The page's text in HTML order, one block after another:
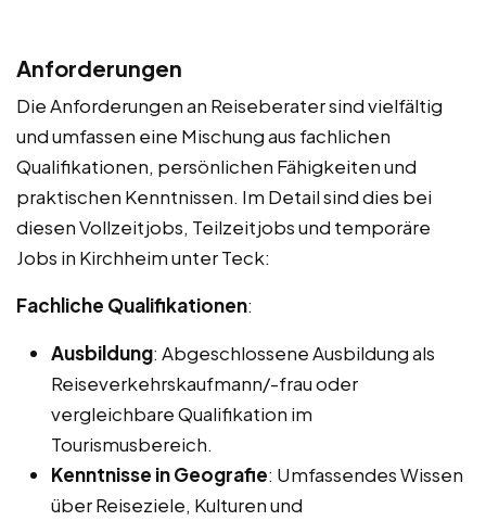
Anforderungen
Die Anforderungen an Reiseberater sind vielfältig
und umfassen eine Mischung aus fachlichen
Qualifikationen, persönlichen Fähigkeiten und
praktischen Kenntnissen. Im Detail sind dies bei
diesen Vollzeitjobs, Teilzeitjobs und temporäre
Jobs in Kirchheim unter Teck:
Fachliche Qualifikationen:
Ausbildung: Abgeschlossene Ausbildung als
Reiseverkehrskaufmann/-frau oder
vergleichbare Qualifikation im
Tourismusbereich.
Kenntnisse in Geografie: Umfassendes Wissen
über Reiseziele, Kulturen und